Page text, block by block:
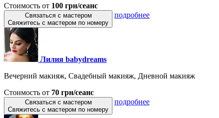
Стоимость от 100 грн/сеанс
Связаться с мастером
Свяжитесь с мастером по номеру
подробнее
Лилия babydreams
Вечерний макияж, Свадебный макияж, Дневной макияж
Стоимость от 70 грн/сеанс
Связаться с мастером
Свяжитесь с мастером по номеру
подробнее